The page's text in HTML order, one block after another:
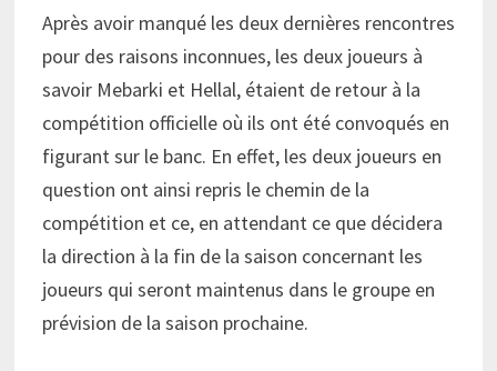
Après avoir manqué les deux dernières rencontres
pour des raisons inconnues, les deux joueurs à
savoir Mebarki et Hellal, étaient de retour à la
compétition officielle où ils ont été convoqués en
figurant sur le banc. En effet, les deux joueurs en
question ont ainsi repris le chemin de la
compétition et ce, en attendant ce que décidera
la direction à la fin de la saison concernant les
joueurs qui seront maintenus dans le groupe en
prévision de la saison prochaine.